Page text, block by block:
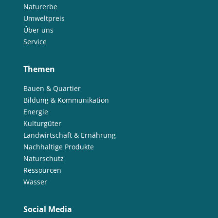
Naturerbe
Umweltpreis
Über uns
Service
Themen
Bauen & Quartier
Bildung & Kommunikation
Energie
Kulturgüter
Landwirtschaft & Ernährung
Nachhaltige Produkte
Naturschutz
Ressourcen
Wasser
Social Media